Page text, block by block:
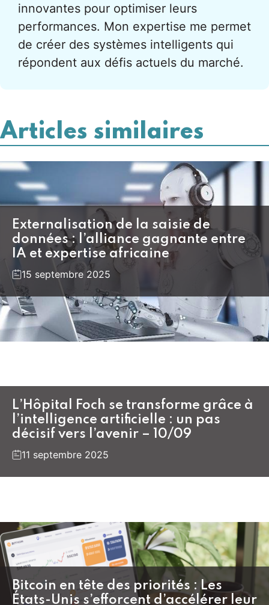
innovantes pour optimiser leurs
performances. Mon expertise me permet
de créer des systèmes intelligents qui
répondent aux défis actuels du marché.
Articles similaires
Externalisation de la saisie de
données : l’alliance gagnante entre
IA et expertise africaine
15 septembre 2025
L’Hôpital Foch se transforme grâce à
l’intelligence artificielle : un pas
décisif vers l’avenir – 10/09
11 septembre 2025
Bitcoin en tête des priorités : Les
États-Unis s’efforcent d’accélérer leur